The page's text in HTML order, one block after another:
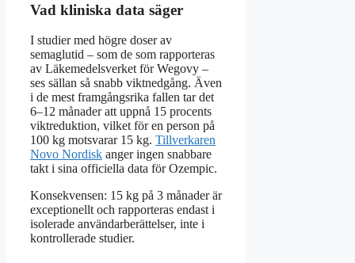
Vad kliniska data säger
I studier med högre doser av
semaglutid – som de som rapporteras
av Läkemedelsverket för Wegovy –
ses sällan så snabb viktnedgång. Även
i de mest framgångsrika fallen tar det
6–12 månader att uppnå 15 procents
viktreduktion, vilket för en person på
100 kg motsvarar 15 kg. Tillverkaren
Novo Nordisk anger ingen snabbare
takt i sina officiella data för Ozempic.
Konsekvensen: 15 kg på 3 månader är
exceptionellt och rapporteras endast i
isolerade användarberättelser, inte i
kontrollerade studier.